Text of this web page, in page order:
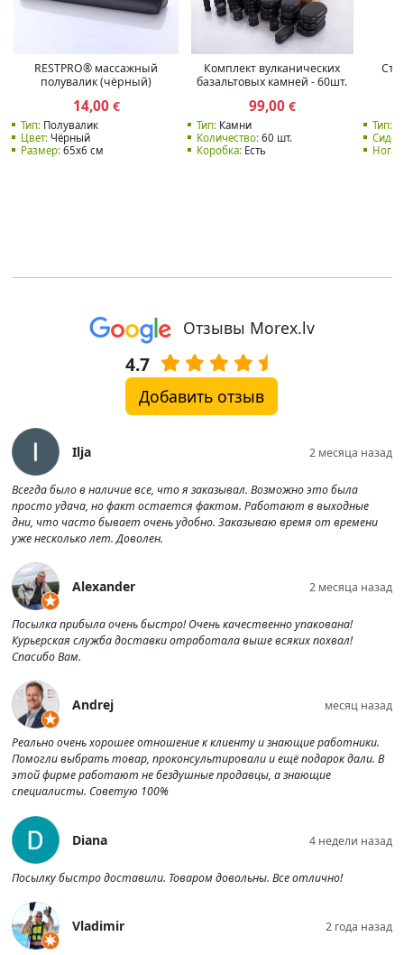
RESTPRO® массажный
полувалик (чёрный)
14,00€
Тип:Полувалик
Цвет:Чёрный
Размер:65x6 см
Комплект вулканических
базальтовых камней - 60шт.
99,00€
Тип:Камни
Количество:60 шт.
Коробка:Есть
Тип:
Нога:
Отзывы Morex.lv
4.7
Добавить отзыв
Ilja 2 месяца назад
Всегда было в наличие все, что я заказывал. Возможно это была
просто удача, но факт остается фактом. Работают в выходные
дни, что часто бывает очень удобно. Заказываю время от времени
уже несколько лет. Доволен.
Alexander 2 месяца назад
Посылка прибыла очень быстро! Очень качественно упакована!
Курьерская служба доставки отработала выше всяких похвал!
Спасибо Вам.
Andrej месяц назад
Реально очень хорошее отношение к клиенту и знающие работники.
Помогли выбрать товар, проконсультировали и ещё подарок дали. В
этой фирме работают не бездушные продавцы, а знающие
специалисты. Советую 100%
Diana 4 недели назад
Посылку быстро доставили. Товаром довольны. Все отлично!
Vladimir 2 года назад